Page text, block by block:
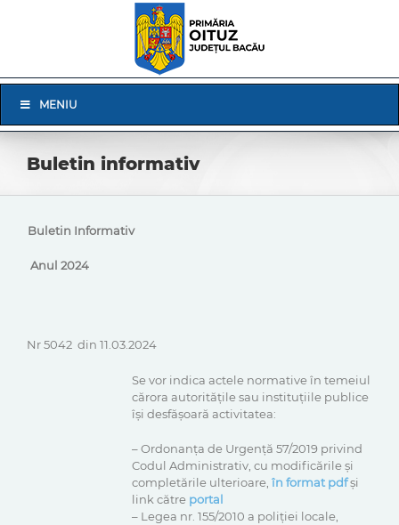
Navigation
MENIU
Buletin informativ
Buletin Informativ
Anul 2024
Nr 5042 din 11.03.2024
Se vor indica actele normative în temeiul
cărora autorităţile sau instituţiile publice
îşi desfăşoară activitatea:
– Ordonanța de Urgență 57/2019 privind
Codul Administrativ, cu modificările și
completările ulterioare, în format pdfși
link către portal
– Legea nr. 155/2010 a poliţiei locale,